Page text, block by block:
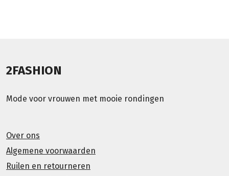
2FASHION
Mode voor vrouwen met mooie rondingen
Over ons
Algemene voorwaarden
Ruilen en retourneren